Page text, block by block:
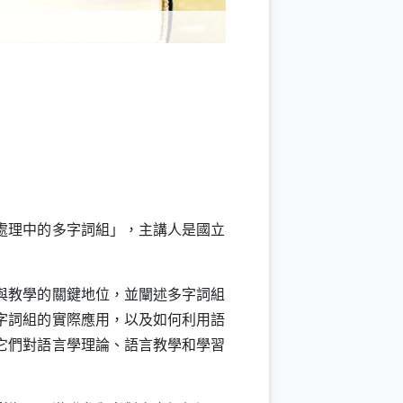
中的多字詞組」，主講人是國立
學的關鍵地位，並闡述多字詞組
詞組的實際應用，以及如何利用語
對語言學理論、語言教學和學習